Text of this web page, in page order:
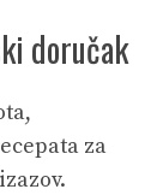
doručak
za